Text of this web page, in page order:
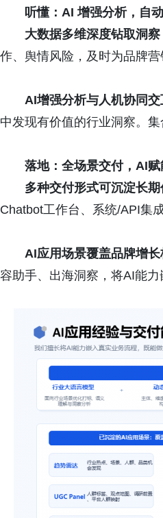
听懂：AI 增强分析，自
大数据多维深度钻取洞察
作、舆情风险，及时为品牌
AI增强分析与人机协同交
中发现有价值的行业洞察。
落地：全场景交付，AI
多种交付形式可沉淀长期
Chatbot工作台、系统/API集
AI应用场景覆盖品牌增长
容助手、出海洞察，将AI能